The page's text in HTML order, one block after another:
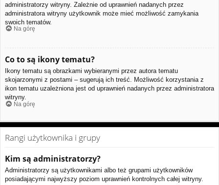
administratorzy witryny. Zależnie od uprawnień nadanych przez
administratora witryny użytkownik może mieć możliwość zamykania
swoich tematów.
Na górę
Co to są ikony tematu?
Ikony tematu są obrazkami wybieranymi przez autora tematu
skojarzonymi z postami – sugerują ich treść. Możliwość korzystania z
ikon tematu uzależniona jest od uprawnień nadanych przez administratora
witryny.
Na górę
Rangi użytkownika i grupy
Kim są administratorzy?
Administratorzy są użytkownikami albo też grupami użytkowników
posiadającymi najwyższy poziom uprawnień kontrolnych całej witryny.